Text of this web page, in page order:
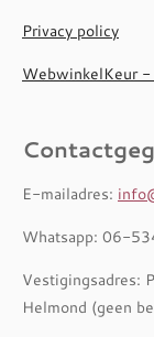
Privacy policy
WebwinkelKeur -
E-mailadres:
Whatsapp: 06-
Vestigingsadres:
Helmond (geen